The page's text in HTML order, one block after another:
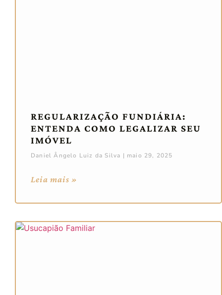
REGULARIZAÇÃO FUNDIÁRIA:
ENTENDA COMO LEGALIZAR SEU
IMÓVEL
Daniel Ângelo Luiz da Silva maio 29, 2025
Leia mais »